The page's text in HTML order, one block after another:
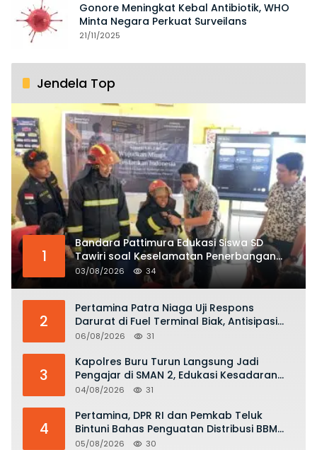
Gonore Meningkat Kebal Antibiotik, WHO
Minta Negara Perkuat Surveilans
21/11/2025
Jendela Top
1
Bandara Pattimura Edukasi Siswa SD
Tawiri soal Keselamatan Penerbangan
dan Bahaya Bermain Layang-layang di
KKOP
03/08/2026 34
2
Pertamina Patra Niaga Uji Respons
Darurat di Fuel Terminal Biak, Antisipasi
Risiko Kebakaran dan Tumpahan BBM
06/08/2026 31
3
Kapolres Buru Turun Langsung Jadi
Pengajar di SMAN 2, Edukasi Kesadaran
Hukum dan Stop Kekerasan
04/08/2026 31
4
Pertamina, DPR RI dan Pemkab Teluk
Bintuni Bahas Penguatan Distribusi BBM
dan LPG
05/08/2026 30